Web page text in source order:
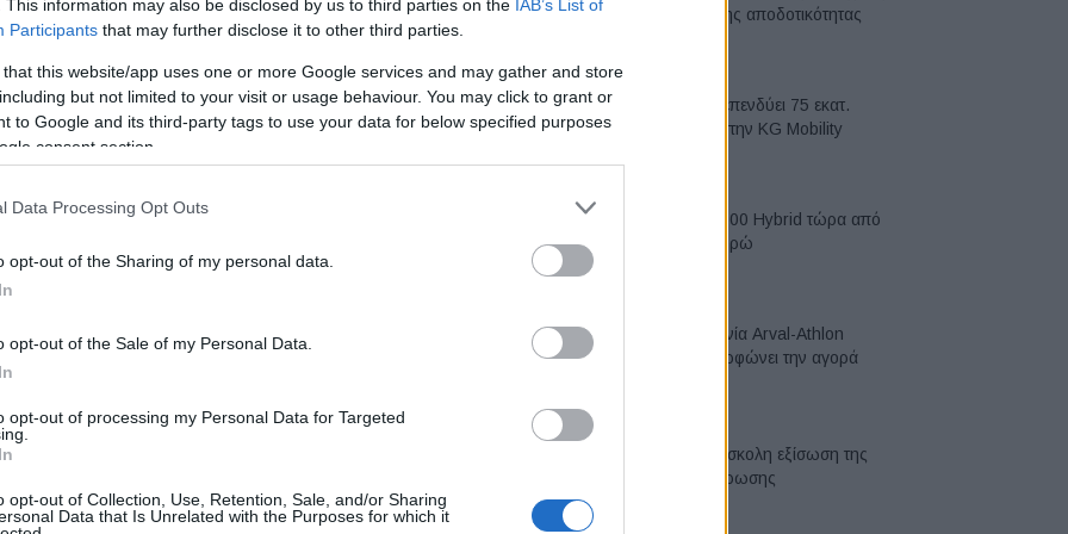
This information may also be disclosed by us to third parties on the IAB’s List of
Participants that may further disclose it to other third parties.
that this website/app uses one or more Google services and may gather and store
but not limited to your visit or usage behaviour. You may click to grant or
to Google and its third-party tags to use your data for below specified purposes
consent section.
Data Processing Opt Outs
opt-out of the Sharing of my personal data.
opt-out of the Sale of my Personal Data.
opt-out of processing my Personal Data for Targeted
opt-out of Collection, Use, Retention, Sale, and/or Sharing
Data that Is Unrelated with the Purposes for which it
λειτουργία μασάζ, θέρμανση και εξαερισμό
άνετο και ξεκούραστο ταξίδι. Αποτελούν το σημείο
κορυφή της αποδοτικότητας
Η Chery επενδύει 75 εκατ.
δολάρια στην KG Mobility
Το FIAT 500 Hybrid τώρα από
18.990 ευρώ
Η συμφωνία Arval-Athlon
αναδιαμορφώνει την αγορά
VW: Η δύσκολη εξίσωση της
αναδιάρθρωσης